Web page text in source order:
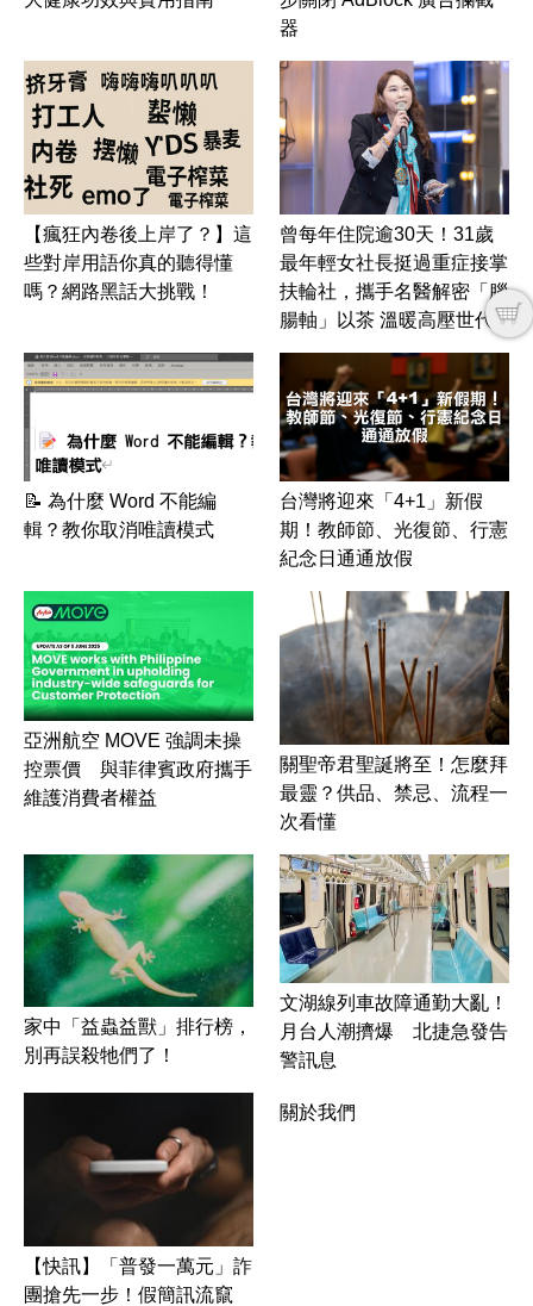
器
【瘋狂內卷後上岸了？】這
些對岸用語你真的聽得懂
嗎？網路黑話大挑戰！
曾每年住院逾30天！31歲
最年輕女社長挺過重症接掌
扶輪社，攜手名醫解密「腦
腸軸」以茶 溫暖高壓世代
📝 為什麼 Word 不能編
輯？教你取消唯讀模式
台灣將迎來「4+1」新假
期！教師節、光復節、行憲
紀念日通通放假
亞洲航空 MOVE 強調未操
控票價 與菲律賓政府攜手
維護消費者權益
關聖帝君聖誕將至！怎麼拜
最靈？供品、禁忌、流程一
次看懂
家中「益蟲益獸」排行榜，
別再誤殺牠們了！
文湖線列車故障通勤大亂！
月台人潮擠爆 北捷急發告
警訊息
【快訊】「普發一萬元」詐
團搶先一步！假簡訊流竄
關於我們